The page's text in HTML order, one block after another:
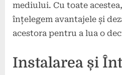
mediului. Cu toate
înțelegem avantajele și
acestora pentru a lua o
Instalarea și